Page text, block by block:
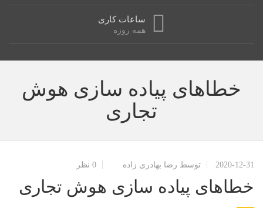
ساعات کاری
همه روزه
خطاهای پیاده سازی هوش
تجاری
2020-12-31 توسط رضا بهادری زاده 0 نظر
خطاهای پیاده سازی هوش تجاری